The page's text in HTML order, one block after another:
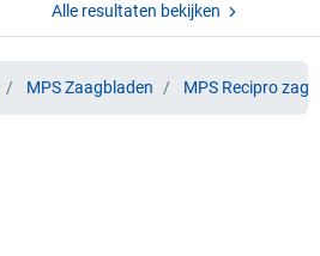
Alle resultaten bekijken
MPS Zaagbladen MPS Recipro